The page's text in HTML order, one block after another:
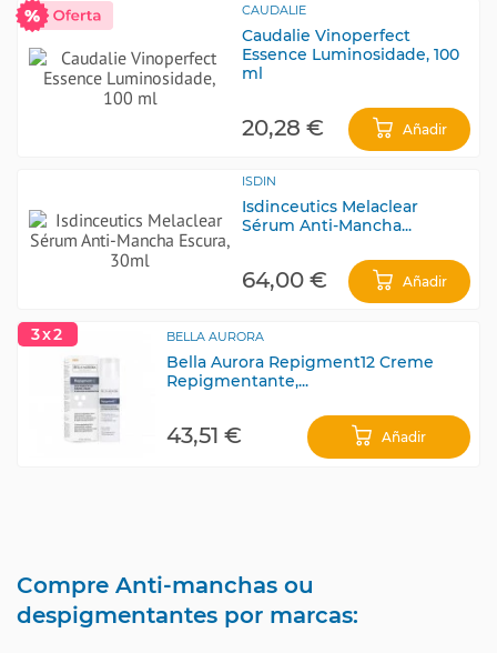
CAUDALIE
Caudalie Vinoperfect
Essence Luminosidade, 100
ml
20,28 € Añadir
ISDIN
Isdinceutics Melaclear
Sérum Anti-Mancha...
64,00 € Añadir
3x2 BELLA AURORA
Bella Aurora Repigment12 Creme
Repigmentante,...
43,51 € Añadir
Compre Anti-manchas ou
despigmentantes por marcas: